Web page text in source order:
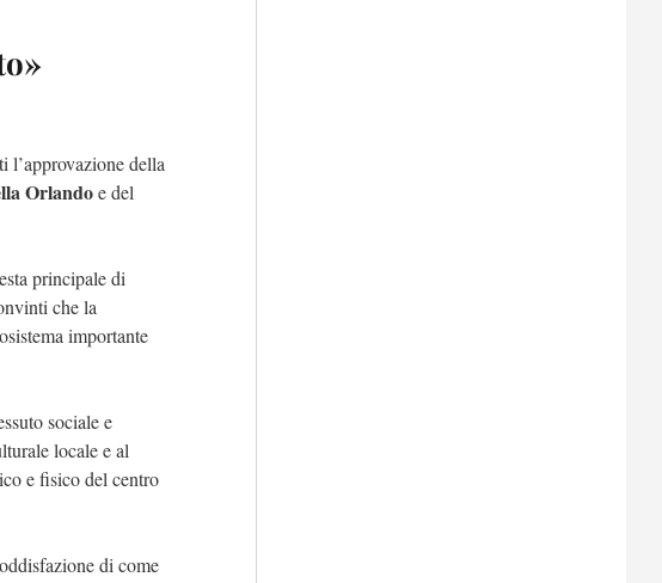
l’approvazione della
Orlandoe del
principale di
che la
importante
sociale e
locale e al
e fisico del centro
di come